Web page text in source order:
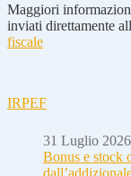
Maggiori
inviati direttamente
fiscale
IRPEF
31 Luglio 2026
Bonus e stock